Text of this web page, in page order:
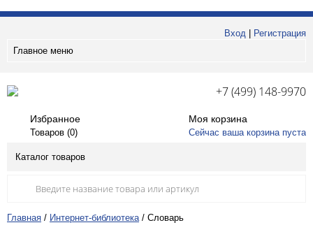
Вход
Регистрация
Главное меню
+7 (499) 148-9970
Избранное
Товаров (0)
Моя корзина
Сейчас ваша корзина пуста
Каталог товаров
Главная / Интернет-библиотека / Словарь